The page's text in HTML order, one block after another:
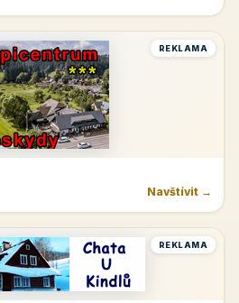
REKLAMA
Navštívit →
REKLAMA